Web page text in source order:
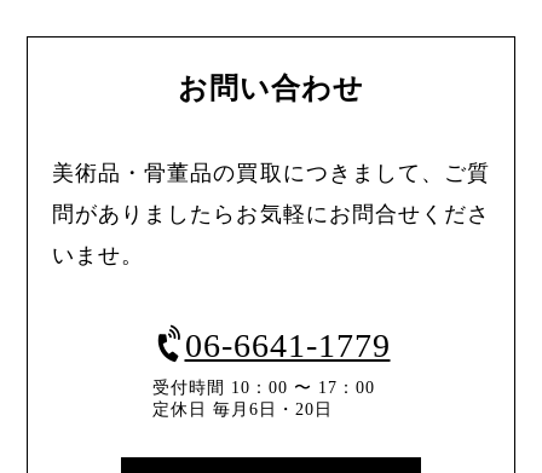
お問い合わせ
美術品・骨董品の買取につきまして、ご質
問がありましたらお気軽にお問合せくださ
いませ。
06-6641-1779
受付時間 10：00 〜 17：00
定休日 毎月6日・20日